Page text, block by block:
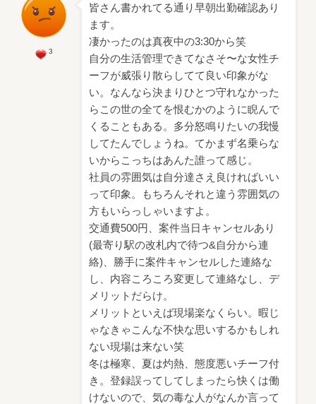
3
皆さん書かれてる通り早朝出勤確認あり
ます。
凄かったのは真夜中の3:30から笑
自分の生活管理できてなさそ〜な女性チ
ーフが威張り散らしてて良い印象がな
い。なんなら決まりひとつ守れなかった
らこの世の全てを恨むかのように睨んで
くることもある。多分怒鳴りたいの我慢
してたんでしょうね。てかまず名乗らな
いからこっちはあんた誰って感じ。
社員の雰囲気は自分達さえ良ければいい
って印象。もちろんそれと違う雰囲気の
方もいらっしゃいますよ。
交通費500円、案件当日キャンセルあり
(最寄り駅の改札内で待つ&自分から連
絡)、勝手に案件キャンセルした連絡な
し、内容ころころ変更して連絡なし、デ
メリットだらけ。
メリットといえば現場楽なくらい。暇じ
ゃなきゃこんな不快な思いするかもしれ
ない現場は来ない笑
冬は極寒、夏は灼熱、態度悪いチーフ付
き。登録誤ってしてしまったら快くは働
けないので、気の毒な人がなんか言って